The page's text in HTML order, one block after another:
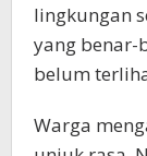
lingkungan
yang benar-
belum
Warga